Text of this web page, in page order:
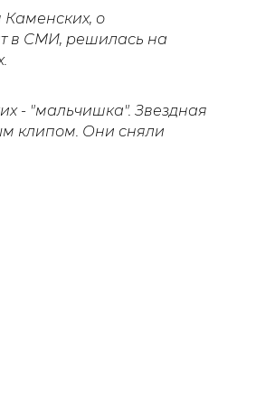
о
в СМИ, решилась на
- "мальчишка". Звездная
клипом. Они сняли